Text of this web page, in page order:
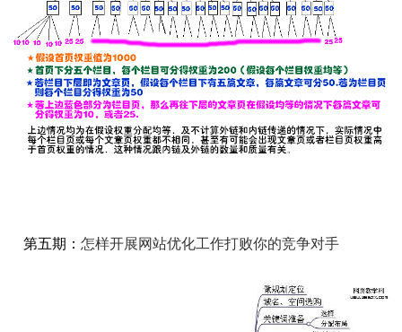
第五期： 怎样开展网站优化工作打败你的竞争对手